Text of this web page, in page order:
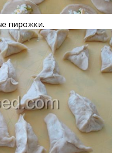
пирожки.